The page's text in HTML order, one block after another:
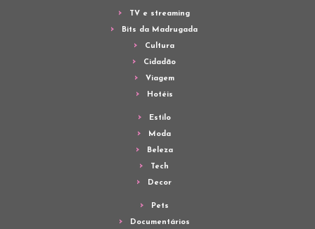
TV e streaming
Bits da Madrugada
Cultura
Cidadão
Viagem
Hotéis
Estilo
Moda
Beleza
Tech
Decor
Pets
Documentários